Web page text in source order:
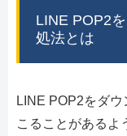
LINE POP2
処法とは
LINE POP2をダ
こることがあるよ